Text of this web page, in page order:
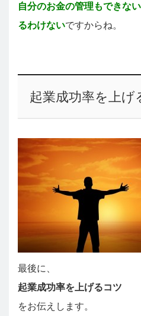
自分のお金の管理もできな
るわけないですからね。
起業成功率を上げ
最後に、
起業成功率を上げるコツ
をお伝えします。